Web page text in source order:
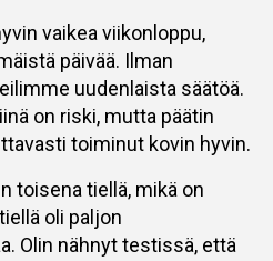
vaikea viikonloppu,
päivää. Ilman
uudenlaista säätöä.
on riski, mutta päätin
toiminut kovin hyvin.
toisena tiellä, mikä on
oli paljon
Olin nähnyt testissä, että